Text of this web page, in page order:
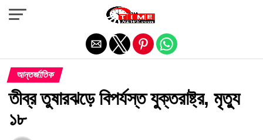
আন্তর্জাতিক
তীব্র তুষারঝড়ে বিপর্যস্ত যুক্তরাষ্ট্র, মৃত্যু
১৮
Exit mobile version